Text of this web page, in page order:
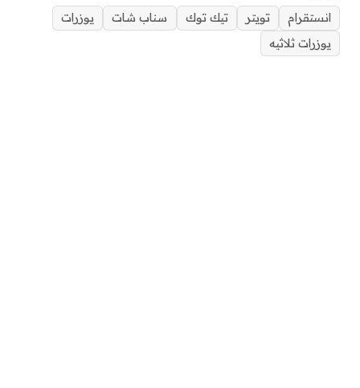
انستقرام
تويتر تيك توك سناب شات
يوزرات
يوزرات ثلاثيه